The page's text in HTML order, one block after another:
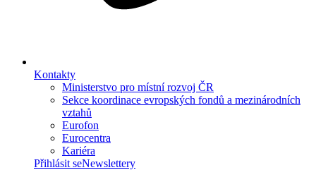
Kontakty
Ministerstvo pro místní rozvoj ČR
Sekce koordinace evropských fondů a mezinárodních
vztahů
Eurofon
Eurocentra
Kariéra
Přihlásit seNewslettery